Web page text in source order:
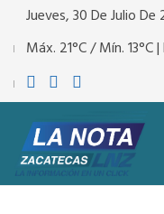
Jueves, 30 De Julio De
Máx. 21°C / Mín.